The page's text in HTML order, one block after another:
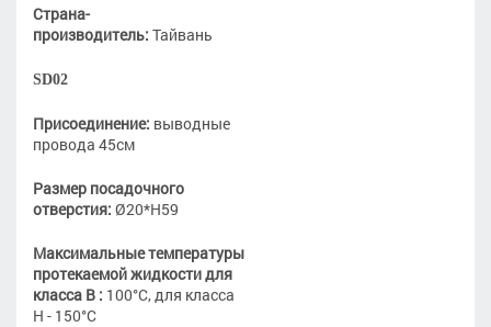
Страна-
производитель: Тайвань
SD02
Присоединение: выводные
провода 45см
Размер посадочного
отверстия: Ø20*Н59
Максимальные температуры
протекаемой жидкости для
класса В : 100°С, для класса
Н - 150°С